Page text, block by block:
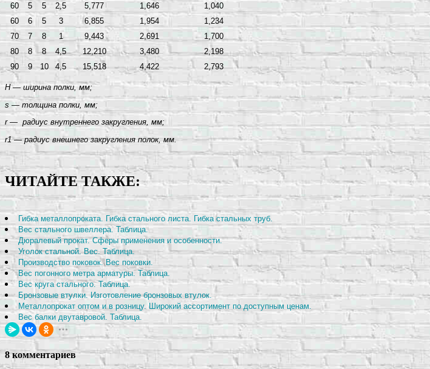
60
5 5 2,5 5,777 1,646
1,040
60
6 5 3 6,855 1,954
1,234
70
7 8 1 9,443 2,691
1,700
80
8 8 4,5 12,210 3,480
2,198
90
9 10 4,5 15,518 4,422 2,793
H — ширина полки, мм;
s — толщина полки, мм;
r — радиус внутреннего закругления, мм;
r1—радиус внешнего закругления полок, мм.
ЧИТАЙТЕ ТАКЖЕ:
Гибка металлопроката. Гибка стального листа. Гибка стальных труб.
Вес стального швеллера. Таблица.
Дюралевый прокат. Сферы применения и особенности.
Уголок стальной. Вес. Таблица.
Производство поковок. Вес поковки.
Вес погонного метра арматуры. Таблица.
Вес круга стального. Таблица.
Бронзовые втулки. Изготовление бронзовых втулок.
Металлопрокат оптом и в розницу. Широкий ассортимент по доступным ценам.
Вес балки двутавровой. Таблица.
8 комментариев